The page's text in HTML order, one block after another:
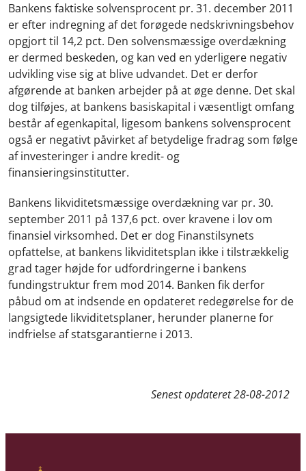
Bankens faktiske solvensprocent pr. 31. december 2011
er efter indregning af det forøgede nedskrivningsbehov
opgjort til 14,2 pct. Den solvensmæssige overdækning
er dermed beskeden, og kan ved en yderligere negativ
udvikling vise sig at blive udvandet. Det er derfor
afgørende at banken arbejder på at øge denne. Det skal
dog tilføjes, at bankens basiskapital i væsentligt omfang
består af egenkapital, ligesom bankens solvensprocent
også er negativt påvirket af betydelige fradrag som følge
af investeringer i andre kredit- og
finansieringsinstitutter.
Bankens likviditetsmæssige overdækning var pr. 30.
september 2011 på 137,6 pct. over kravene i lov om
finansiel virksomhed. Det er dog Finanstilsynets
opfattelse, at bankens likviditetsplan ikke i tilstrækkelig
grad tager højde for udfordringerne i bankens
fundingstruktur frem mod 2014. Banken fik derfor
påbud om at indsende en opdateret redegørelse for de
langsigtede likviditetsplaner, herunder planerne for
indfrielse af statsgarantierne i 2013.
Senest opdateret28-08-2012